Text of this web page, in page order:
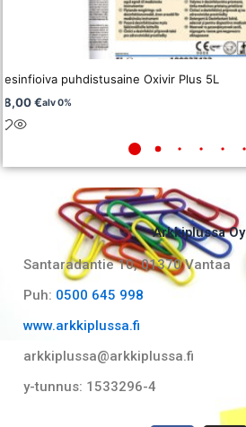
puhdistusaine Oxivir Plus 5L
€alv 0%
Arkkiplussa Oy
Santaradantie 10, 01370 Vantaa​
Puh: 0500 645 998
www.arkkiplussa.fi
arkkiplussa@arkkiplussa.fi
y-tunnus: 1533296-4